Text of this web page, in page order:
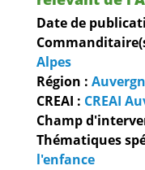
Date de
Alpes
Région :
CREAI : CREAI
Champ
Thématiques
l'enfance